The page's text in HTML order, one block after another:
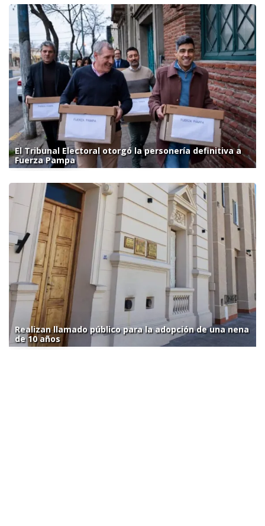
El Tribunal Electoral otorgó la personería definitiva a
Fuerza Pampa
Realizan llamado público para la adopción de una nena
de 10 años